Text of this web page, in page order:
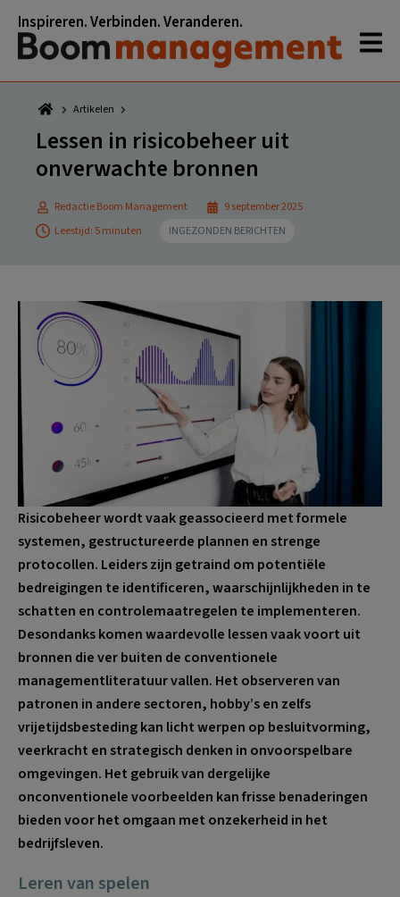
naar
hoofdnavigatie
naar
hoofd
inhoud
naar
eerste
sidebar
naar
voettekst
Inspireren. Verbinden. Veranderen.
Artikelen
Lessen in risicobeheer uit
onverwachte bronnen
Redactie Boom Management
9 september 2025
Leestijd: 5 minuten
INGEZONDEN BERICHTEN
Risicobeheer wordt vaak geassocieerd met formele
systemen, gestructureerde plannen en strenge
protocollen. Leiders zijn getraind om potentiële
bedreigingen te identificeren, waarschijnlijkheden in te
schatten en controlemaatregelen te implementeren.
Desondanks komen waardevolle lessen vaak voort uit
bronnen die ver buiten de conventionele
managementliteratuur vallen. Het observeren van
patronen in andere sectoren, hobby’s en zelfs
vrijetijdsbesteding kan licht werpen op besluitvorming,
veerkracht en strategisch denken in onvoorspelbare
omgevingen. Het gebruik van dergelijke
onconventionele voorbeelden kan frisse benaderingen
bieden voor het omgaan met onzekerheid in het
bedrijfsleven.
Leren van spelen